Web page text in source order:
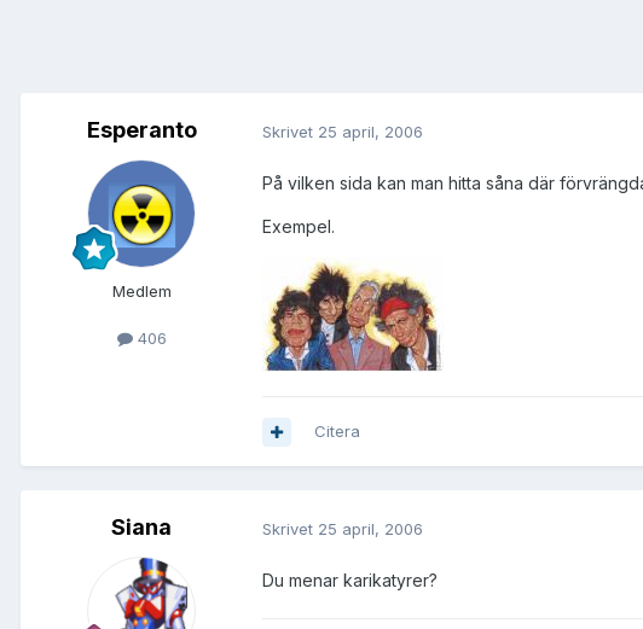
Esperanto
Medlem
406
Skrivet 25 april, 2006
På vilken sida kan man hitta såna där
Exempel.
Citera
Siana Skrivet 25 april, 2006
Du menar karikatyrer?